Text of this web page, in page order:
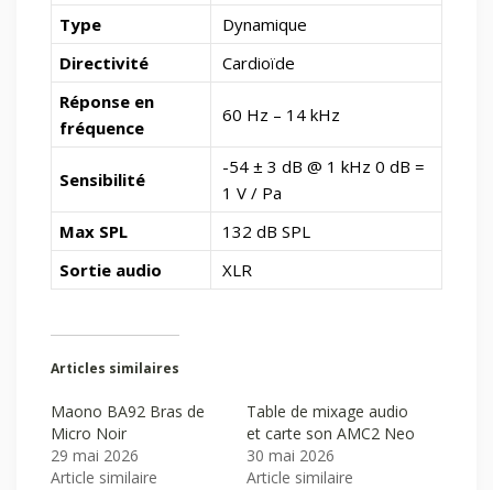
Type
Dynamique
Directivité
Cardioïde
Réponse en
fréquence
60 Hz – 14 kHz
Sensibilité
-54 ± 3 dB @ 1 kHz 0 dB =
1 V / Pa
Max SPL
132 dB SPL
Sortie audio
XLR
Articles similaires
Maono BA92 Bras de
Micro Noir
29 mai 2026
Article similaire
Table de mixage audio
et carte son AMC2 Neo
30 mai 2026
Article similaire